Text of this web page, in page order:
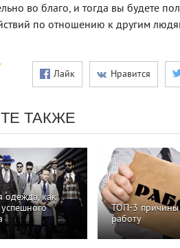
во благо, и тогда вы будете
по отношению к другим
Лайк Нравится
ТАКЖЕ
одежда, как
ТОП-3 причины
работу